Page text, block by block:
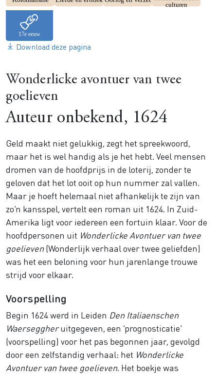
culturen
Download deze pagina
Wonderlicke avontuer van twee
goelieven
Auteur onbekend, 1624
Geld maakt niet gelukkig, zegt het spreekwoord,
maar het is wel handig als je het hebt. Veel mensen
dromen van de hoofdprijs in de loterij, zonder te
geloven dat het lot ooit op hun nummer zal vallen.
Maar je hoeft helemaal niet afhankelijk te zijn van
zo’n kansspel, vertelt een roman uit 1624. In Zuid-
Amerika ligt voor iedereen een fortuin klaar. Voor de
hoofdpersonen uit Wonderlicke Avontuer van twee
goelieven(Wonderlijk verhaal over twee geliefden)
was het een beloning voor hun jarenlange trouwe
strijd voor elkaar.
Voorspelling
Begin 1624 werd in Leiden Den Italiaenschen
Waerseggheruitgegeven, een ‘prognosticatie’
(voorspelling) voor het pas begonnen jaar, gevolgd
door een zelfstandig verhaal: het Wonderlicke
Avontuer van twee goelieven. Het boekje was